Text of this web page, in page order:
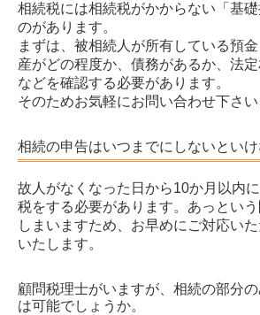
相続税には相続税がかからない「基
のがあります。
まずは、被相続人が所有している預
産がどの程度か、債務があるか、法定
などを確認する必要があります。
そのためお気軽にお問い合わせ下さい
相続の申告はいつまでにしないといけ
故人がなくなった日から10か月以内
税をする必要があります。あっとい
しまいますため、お早めにご対応い
いたします。
顧問税理士がいますが、相続の部分
は可能でしょうか。